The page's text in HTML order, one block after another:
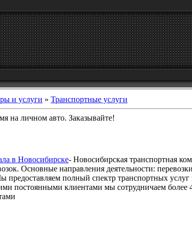
и услуги » Транспортные услуги
на личном авто. Заказывайте!
в Новосибирске- Новосибирская транспортная
Основные направления деятельности:
предоставляем полный спектр транспортных
постоянными клиентами мы сотрудничаем более